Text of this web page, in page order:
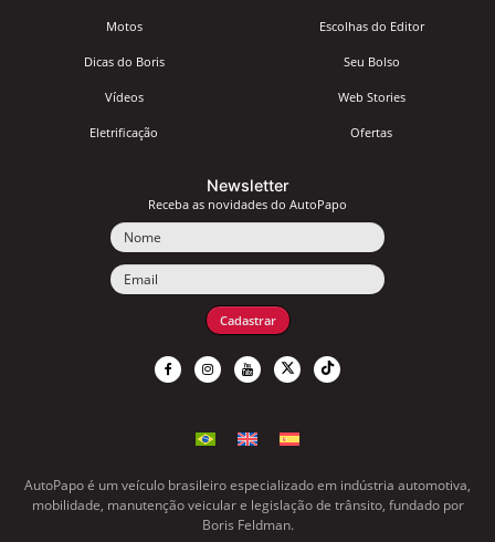
Motos
Dicas do Boris
Vídeos
Eletrificação
Escolhas do Editor
Seu Bolso
Web Stories
Ofertas
Newsletter
Receba as novidades do AutoPapo
Cadastrar
AutoPapo é um veículo brasileiro especializado em indústria automotiva,
mobilidade, manutenção veicular e legislação de trânsito, fundado por
Boris Feldman.